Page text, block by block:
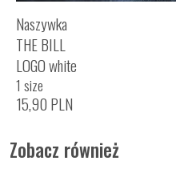
Naszywka
THE BILL
LOGO white
1 size
15,90 PLN
Zobacz również